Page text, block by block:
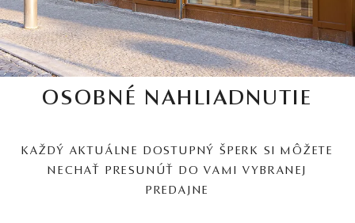
OSOBNÉ NAHLIADNUTIE
KAŽDÝ AKTUÁLNE DOSTUPNÝ ŠPERK SI MÔŽETE
NECHAŤ PRESUNÚŤ DO VAMI VYBRANEJ
PREDAJNE